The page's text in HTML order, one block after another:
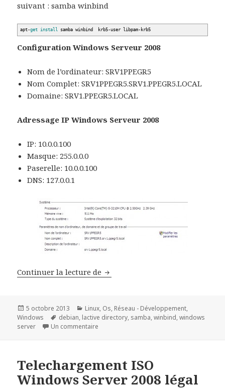
suivant : samba winbind
apt-get install samba winbind krb5-user libpam-krb5
Configuration Windows Serveur 2008
Nom de l’ordinateur: SRV1PPEGR5
Nom Complet: SRV1PPEGR5.SRV1.PPEGR5.LOCAL
Domaine: SRV1.PPEGR5.LOCAL
Adressage IP Windows Serveur 2008
IP: 10.0.0.100
Masque: 255.0.0.0
Paserelle: 10.0.0.100
DNS: 127.0.0.1
Continuer la lecture de Travaux Pratiques BTS SIO –
Publié
le
5 octobre 2013 Catégories
Linux, Os, Réseau - Développement,
Windows
Mots-
clés
debian, lactive directory, samba,winbind,windows
server
Un commentaire
Telechargement ISO
Windows Server 2008 légal